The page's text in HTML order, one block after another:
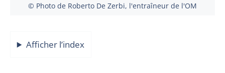
© Photo de Roberto De Zerbi, l'entraîneur de l'OM
Afficher l’index